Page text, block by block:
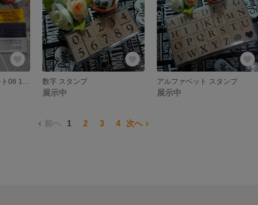
数字 スタンプ
展示中
アルファベット スタンプ
展示中
前へ 1 2 3 4 次へ